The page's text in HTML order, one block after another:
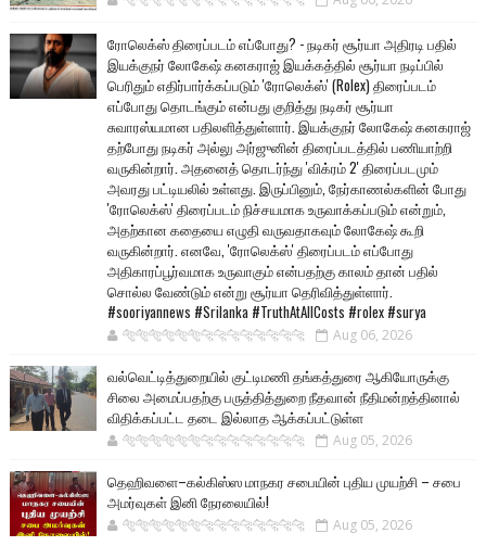
ரோலெக்ஸ் திரைப்படம் எப்போது? - நடிகர் சூர்யா அதிரடி பதில்
இயக்குநர் லோகேஷ் கனகராஜ் இயக்கத்தில் சூர்யா நடிப்பில்
பெரிதும் எதிர்பார்க்கப்படும் 'ரோலெக்ஸ்' (Rolex) திரைப்படம்
எப்போது தொடங்கும் என்பது குறித்து நடிகர் சூர்யா
சுவாரஸ்யமான பதிலளித்துள்ளார். இயக்குநர் லோகேஷ் கனகராஜ்
தற்போது நடிகர் அல்லு அர்ஜுனின் திரைப்படத்தில் பணியாற்றி
வருகின்றார். அதனைத் தொடர்ந்து 'விக்ரம் 2' திரைப்படமும்
அவரது பட்டியலில் உள்ளது. இருப்பினும், நேர்காணல்களின் போது
'ரோலெக்ஸ்' திரைப்படம் நிச்சயமாக உருவாக்கப்படும் என்றும்,
அதற்கான கதையை எழுதி வருவதாகவும் லோகேஷ் கூறி
வருகின்றார். எனவே, 'ரோலெக்ஸ்' திரைப்படம் எப்போது
அதிகாரப்பூர்வமாக உருவாகும் என்பதற்கு காலம் தான் பதில்
சொல்ல வேண்டும் என்று சூர்யா தெரிவித்துள்ளார்.
#sooriyannews #Srilanka #TruthAtAllCosts #rolex #surya
🐅🐅🐅🐅🐅🐅🐆🐆🐆🐆🐆🐆🐆🐆 Aug 06, 2026
வல்வெட்டித்துறையில் குட்டிமணி தங்கத்துரை ஆகியோருக்கு
சிலை அமைப்பதற்கு பருத்தித்துறை நீதவான் நீதிமன்றத்தினால்
விதிக்கப்பட்ட தடை இல்லாத ஆக்கப்பட்டுள்ள
🐅🐅🐅🐅🐅🐅🐆🐆🐆🐆🐆🐆🐆🐆 Aug 05, 2026
தெஹிவளை–கல்கிஸ்ஸ மாநகர சபையின் புதிய முயற்சி – சபை
அமர்வுகள் இனி நேரலையில்!
🐅🐅🐅🐅🐅🐅🐆🐆🐆🐆🐆🐆🐆🐆 Aug 05, 2026